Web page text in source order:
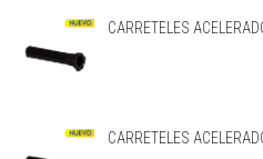
CARRETELES
CARRETELES